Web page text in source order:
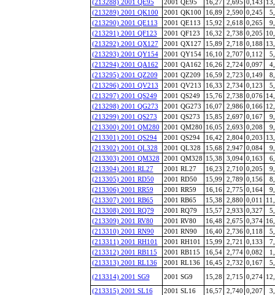
(213288) 2001 QE95 2001 QE95 16,27 2,695 0,143
(213289) 2001 QK100
2001 QK100 16,89 2,590 0,245
(213290) 2001 QE113
2001 QE113 15,92 2,618 0,265
(213291) 2001 QF123
2001 QF123 16,32 2,738 0,205
(213292) 2001 QX127
2001 QX127 15,89 2,718 0,188
(213293) 2001 QY154
2001 QY154 16,10 2,707 0,112
(213294) 2001 QA162
2001 QA162 16,26 2,724 0,097
(213295) 2001 QZ209
2001 QZ209 16,59 2,723 0,149
(213296) 2001 QV213
2001 QV213 16,33 2,734 0,123
(213297) 2001 QS249
2001 QS249 15,76 2,738 0,076
(213298) 2001 QG273
2001 QG273 16,07 2,986 0,166
(213299) 2001 QS273
2001 QS273 15,85 2,697 0,167
(213300) 2001 QM280
2001 QM280 16,05 2,693 0,208
(213301) 2001 QS294
2001 QS294 16,42 2,804 0,203
(213302) 2001 QL328
2001 QL328 15,68 2,947 0,084
(213303) 2001 QM328
2001 QM328 15,38 3,094 0,163
(213304) 2001 RL27
2001 RL27 16,23 2,710 0,205
(213305) 2001 RD50
2001 RD50 15,99 2,789 0,156
(213306) 2001 RR59
2001 RR59 16,16 2,775 0,164
(213307) 2001 RB65
2001 RB65 15,38 2,880 0,011
(213308) 2001 RQ79
2001 RQ79 15,57 2,933 0,327
(213309) 2001 RV80
2001 RV80 16,48 2,675 0,374
(213310) 2001 RN90
2001 RN90 16,40 2,736 0,118
(213311) 2001 RH101
2001 RH101 15,99 2,721 0,133
(213312) 2001 RB115
2001 RB115 16,54 2,774 0,082
(213313) 2001 RL136
2001 RL136 16,45 2,732 0,167
(213314) 2001 SG9
2001 SG9 15,28 2,715 0,274
(213315) 2001 SL16
2001 SL16 16,57 2,740 0,207